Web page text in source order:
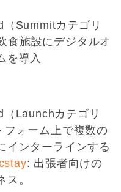
Summitカテゴリ
食施設にデジタルオ
を導入
Launchカテゴリ
フォーム上で複数の
インターラインする
: 出張者向けの
。